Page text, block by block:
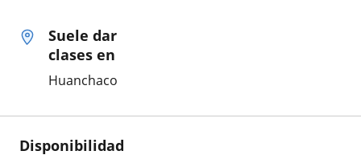
Suele dar
clases en
Huanchaco
Disponibilidad